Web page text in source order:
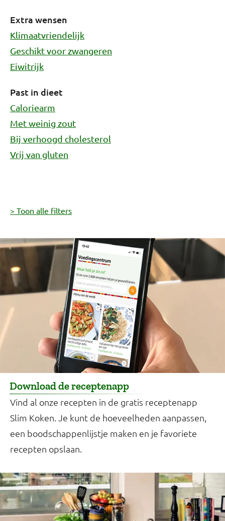
Extra wensen
Klimaatvriendelijk
Geschikt voor zwangeren
Eiwitrijk
Past in dieet
Caloriearm
Met weinig zout
Bij verhoogd cholesterol
Vrij van gluten
> Toon alle filters
Download de receptenapp
Vind al onze recepten in de gratis receptenapp
Slim Koken. Je kunt de hoeveelheden aanpassen,
een boodschappenlijstje maken en je favoriete
recepten opslaan.